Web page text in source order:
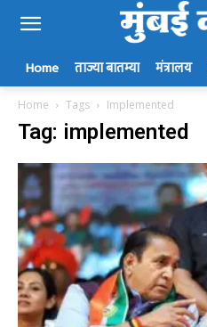
Home ताज्या बातम्या मंत्रालय
Home Tags Implemented
Tag: implemented